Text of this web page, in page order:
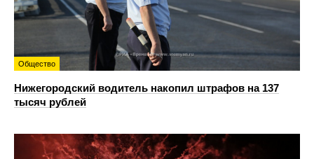
Общество
Нижегородский водитель накопил штрафов на 137
тысяч рублей